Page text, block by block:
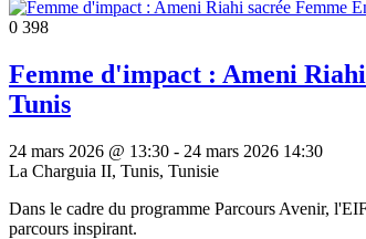
0 398
Femme d'impact : Ameni
Tunis
24 mars 2026 @ 13:30 - 24 mars 2026 14:30
La Charguia II, Tunis, Tunisie
Dans le cadre du programme Parcours Avenir,
parcours inspirant.